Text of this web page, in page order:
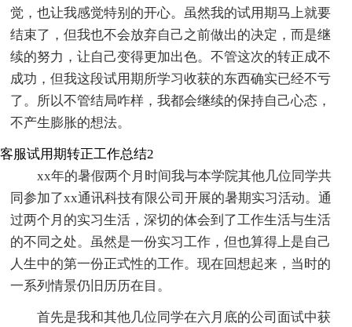
觉，也让我感觉特别的开心。虽然我的试用期马上就要
结束了，但我也不会放弃自己之前做出的决定，而是继
续的努力，让自己变得更加出色。不管这次的转正成不
成功，但我这段试用期所学习收获的东西确实已经不亏
了。所以不管结局咋样，我都会继续的保持自己心态，
不产生膨胀的想法。
客服试用期转正工作总结2
xx年的暑假两个月时间我与本学院其他几位同学共
同参加了xx通讯科技有限公司开展的暑期实习活动。通
过两个月的实习生活，深切的体会到了工作生活与生活
的不同之处。虽然是一份实习工作，但也算得上是自己
人生中的第一份正式性的工作。现在回想起来，当时的
一系列情景仍旧历历在目。
首先是我和其他几位同学在六月底的公司面试中获